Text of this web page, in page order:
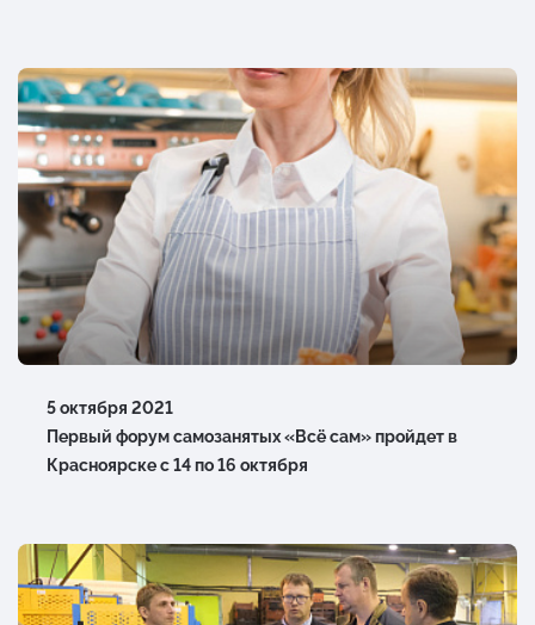
5 октября 2021
Первый форум самозанятых «Всё сам» пройдет в
Красноярске с 14 по 16 октября